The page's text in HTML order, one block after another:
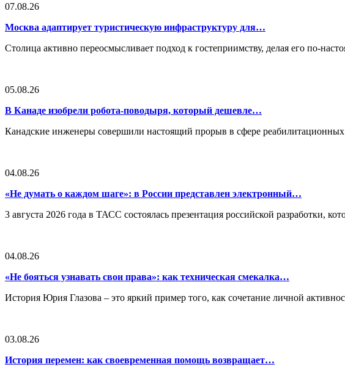
07.08.26
Москва адаптирует туристическую инфраструктуру для…
Столица активно переосмысливает подход к гостеприимству, делая его по-
05.08.26
В Канаде изобрели робота-поводыря, который дешевле…
Канадские инженеры совершили настоящий прорыв в сфере
04.08.26
«Не думать о каждом шаге»: в России представлен электронный…
3 августа 2026 года в ТАСС состоялась презентация российской разработки,
04.08.26
«Не бояться узнавать свои права»: как техническая смекалка…
История Юрия Глазова – это яркий пример того, как сочетание личной
03.08.26
История перемен: как своевременная помощь возвращает…